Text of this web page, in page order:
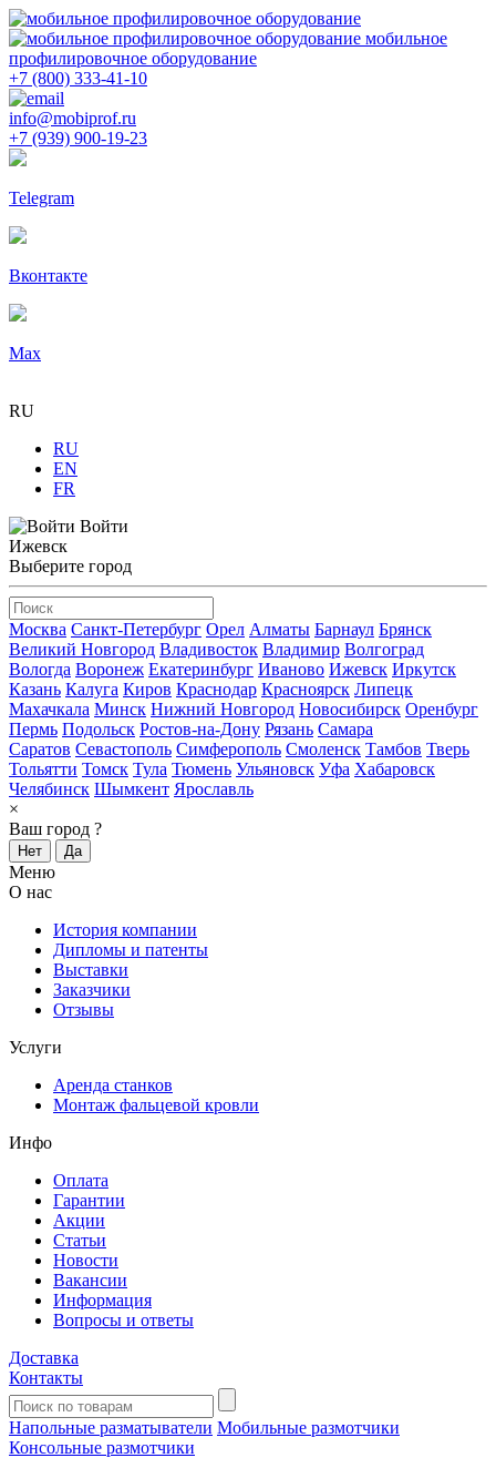
мобильное
профилировочное оборудование
+7 (800) 333-41-10
info@mobiprof.ru
+7 (939) 900-19-23
Telegram
Вконтакте
Max
RU
RU
EN
FR
Войти
Ижевск
Выберите город
Москва Санкт-Петербург Орел Алматы Барнаул Брянск
Великий Новгород Владивосток Владимир Волгоград
Вологда Воронеж Екатеринбург Иваново Ижевск Иркутск
Казань Калуга Киров Краснодар Красноярск Липецк
Махачкала Минск Нижний Новгород Новосибирск Оренбург
Пермь Подольск Ростов-на-Дону Рязань Самара
Саратов Севастополь Симферополь Смоленск Тамбов Тверь
Тольятти Томск Тула Тюмень Ульяновск Уфа Хабаровск
Челябинск Шымкент Ярославль
×
Ваш город ?
Нет Да
Меню
О нас
История компании
Дипломы и патенты
Выставки
Заказчики
Отзывы
Услуги
Аренда станков
Монтаж фальцевой кровли
Инфо
Оплата
Гарантии
Акции
Статьи
Новости
Вакансии
Информация
Вопросы и ответы
Доставка
Контакты
Напольные разматыватели Мобильные размотчики
Консольные размотчики